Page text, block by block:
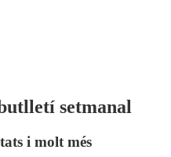
setmanal
i molt més